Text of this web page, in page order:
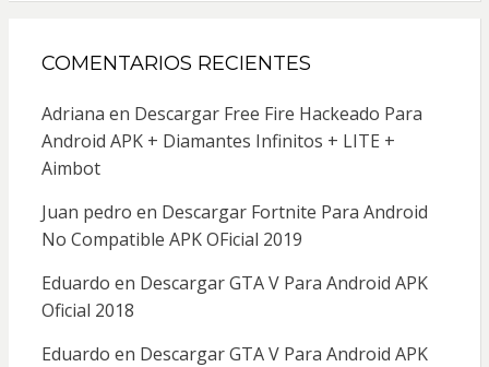
COMENTARIOS RECIENTES
Adriana en Descargar Free Fire Hackeado Para
Android APK + Diamantes Infinitos + LITE +
Aimbot
Juan pedro en Descargar Fortnite Para Android
No Compatible APK OFicial 2019
Eduardo en Descargar GTA V Para Android APK
Oficial 2018
Eduardo en Descargar GTA V Para Android APK